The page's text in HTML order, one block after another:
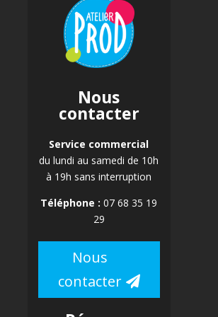
Nous
contacter
Service commercial
du lundi au samedi de 10h
à 19h sans interruption
Téléphone : 07 68 35 19
29
Nous
contacter